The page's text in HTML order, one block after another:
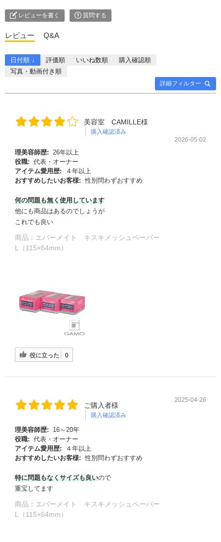
レビューを書く 質問する
レビュー Q&A
詳細フィルター
日付順 ↓ 評価順 いいね数順
購入確認順
写真・動画付き順
美容室 CAMILLE様
購入確認済み
2026-05-02
理美容師歴:
26年以上
役職: 代表・オーナー
アイテム愛用歴:
４年以上
おすすめしたいお客様: 性別問わずおすすめ
何の問題も無く使用しています
他にも商品はあるのでしょうが
これでも良い
商品： エバーメイト キスキメッシュペーパー
L（115×64mm）
役に立った 0
ご購入者様
購入確認済み
2025-04-26
理美容師歴:
16～20年
役職: 代表・オーナー
アイテム愛用歴:
４年以上
おすすめしたいお客様: 性別問わずおすすめ
特に問題もなくサイズも良いので
重宝してます
商品： エバーメイト キスキメッシュペーパー
L（115×64mm）